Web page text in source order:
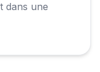
dans une